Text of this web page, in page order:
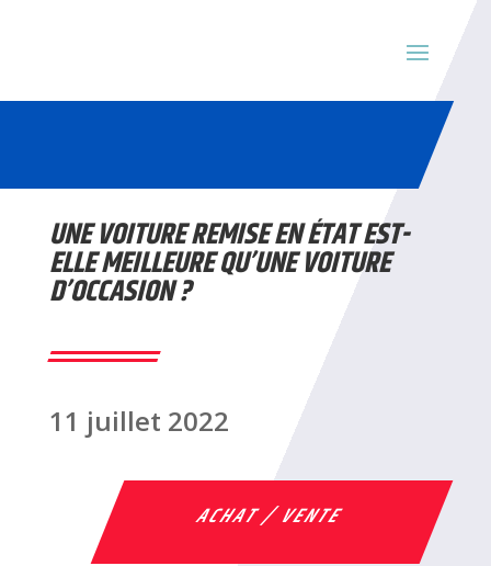
UNE VOITURE REMISE EN ÉTAT EST-
ELLE MEILLEURE QU’UNE VOITURE
D’OCCASION ?
11 juillet 2022
ACHAT / VENTE